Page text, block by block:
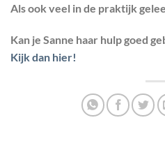
Als ook veel in de praktijk
Kan je Sanne haar hulp goed
Kijk dan hier!